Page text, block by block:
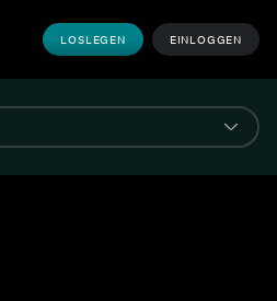
LOSLEGEN EINLOGGEN